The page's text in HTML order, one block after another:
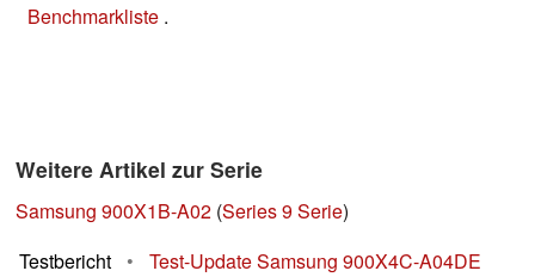
Benchmarkliste .
Weitere Artikel zur Serie
Samsung 900X1B-A02 (Series 9 Serie)
Testbericht
•
Test-Update Samsung 900X4C-A04DE